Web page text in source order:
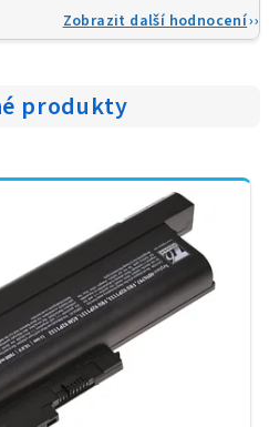
Zobrazit další hodnocení
produkty